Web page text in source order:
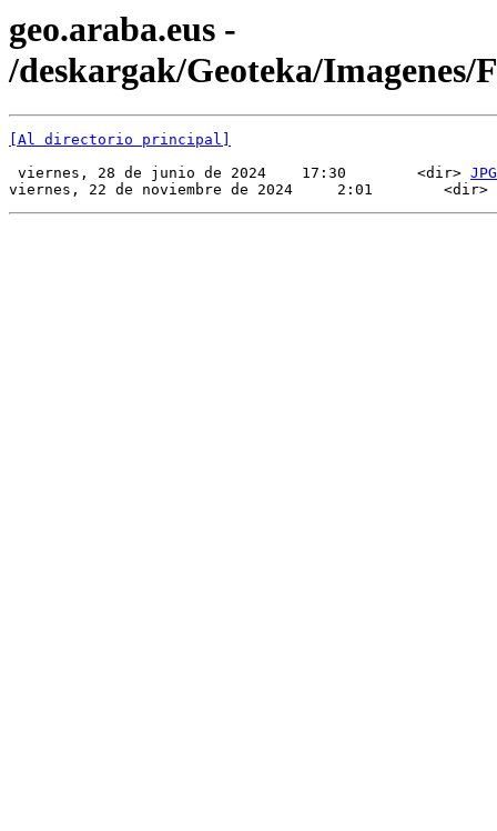
geo.araba.eus -
/deskargak/Geoteka/Imagenes/
[Al directorio principal]
viernes, 28 de junio de 2024    17:30        <dir> JPG
viernes, 22 de noviembre de 2024     2:01        <dir>